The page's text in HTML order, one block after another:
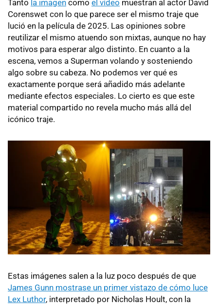
Tanto la imagen como el vídeo muestran al actor David
Corenswet con lo que parece ser el mismo traje que
lució en la película de 2025. Las opiniones sobre
reutilizar el mismo atuendo son mixtas, aunque no hay
motivos para esperar algo distinto. En cuanto a la
escena, vemos a Superman volando y sosteniendo
algo sobre su cabeza. No podemos ver qué es
exactamente porque será añadido más adelante
mediante efectos especiales. Lo cierto es que este
material compartido no revela mucho más allá del
icónico traje.
Estas imágenes salen a la luz poco después de que
James Gunn mostrase un primer vistazo de cómo luce
Lex Luthor, interpretado por Nicholas Hoult, con la